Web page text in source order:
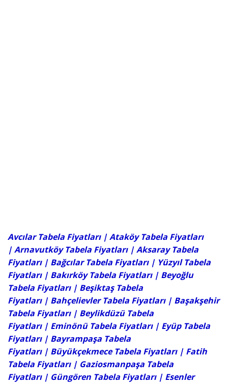
Avcılar Tabela Fiyatları| Ataköy Tabela Fiyatları
|Arnavutköy Tabela Fiyatları|Aksaray Tabela
Fiyatları| Bağcılar Tabela Fiyatları| Yüzyıl Tabela
Fiyatları| Bakırköy Tabela Fiyatları| Beyoğlu
Tabela Fiyatları| Beşiktaş Tabela
Fiyatları| Bahçelievler Tabela Fiyatları| Başakşehir
Tabela Fiyatları| Beylikdüzü Tabela
Fiyatları| Eminönü Tabela Fiyatları| Eyüp Tabela
Fiyatları | Bayrampaşa Tabela
Fiyatları| Büyükçekmece Tabela Fiyatları | Fatih
Tabela Fiyatları| Gaziosmanpaşa Tabela
Fiyatları| Güngören Tabela Fiyatları| Esenler